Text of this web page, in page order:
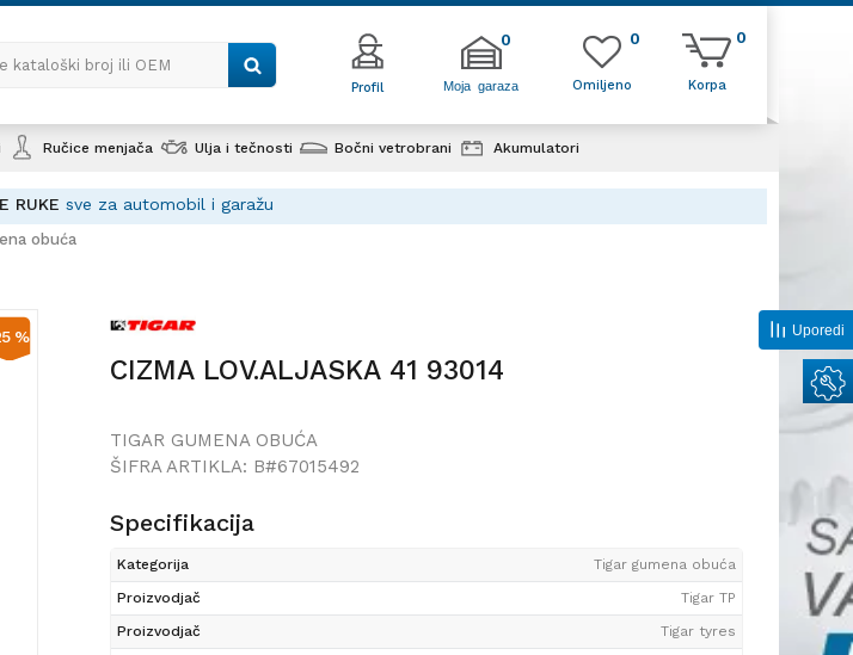
kataloški broj ili OEM
Profil Moja garaza
0
Korpa
0
Omiljeno
0
Ručice menjača Ulja i tečnosti Bočni vetrobrani Akumulatori
RUKE sve za automobil i garažu
obuća
%
CIZMA LOV.ALJASKA 41 93014
TIGAR GUMENA OBUĆA
ŠIFRA ARTIKLA: B#67015492
Specifikacija
Kategorija
Tigar gumena obuća
Proizvodjač
Tigar TP
Proizvodjač
Tigar tyres
Uporedi